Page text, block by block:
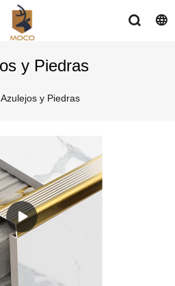
y Piedras
Azulejos y Piedras